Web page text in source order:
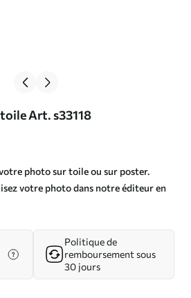
Art. s33118
photo sur toile ou sur poster.
votre photo dans notre éditeur en
Politique de
remboursement sous
30 jours